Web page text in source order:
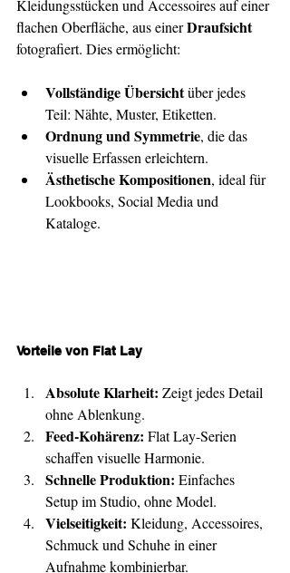
Kleidungsstücken und Accessoires auf einer
flachen Oberfläche, aus einer Draufsicht
fotografiert. Dies ermöglicht:
Vollständige Übersicht über jedes
Teil: Nähte, Muster, Etiketten.
Ordnung und Symmetrie, die das
visuelle Erfassen erleichtern.
Ästhetische Kompositionen, ideal für
Lookbooks, Social Media und
Kataloge.
Vorteile von Flat Lay
Absolute Klarheit: Zeigt jedes Detail
ohne Ablenkung.
Feed-Kohärenz: Flat Lay-Serien
schaffen visuelle Harmonie.
Schnelle Produktion: Einfaches
Setup im Studio, ohne Model.
Vielseitigkeit: Kleidung, Accessoires,
Schmuck und Schuhe in einer
Aufnahme kombinierbar.